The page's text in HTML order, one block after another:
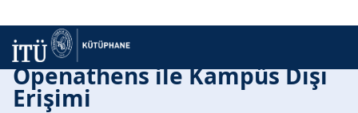
Openathens ile Kampüs Dışı
Erişimi